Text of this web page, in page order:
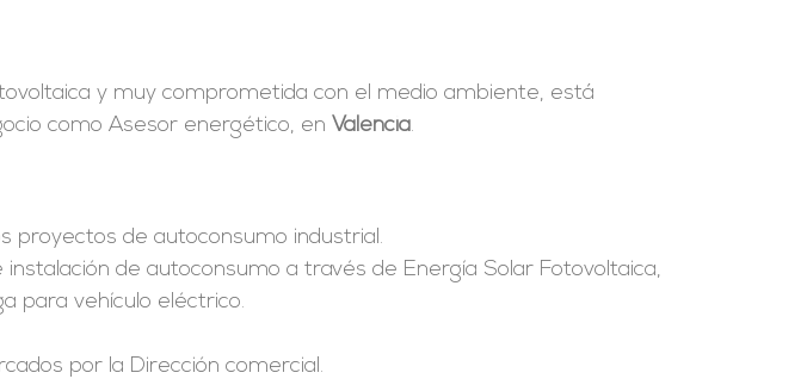
y muy comprometida con el medio ambiente, está
como Asesor energético, en Valencia.
proyectos de autoconsumo industrial.
de autoconsumo a través de Energía Solar Fotovoltaica,
para vehículo eléctrico.
por la Dirección comercial.